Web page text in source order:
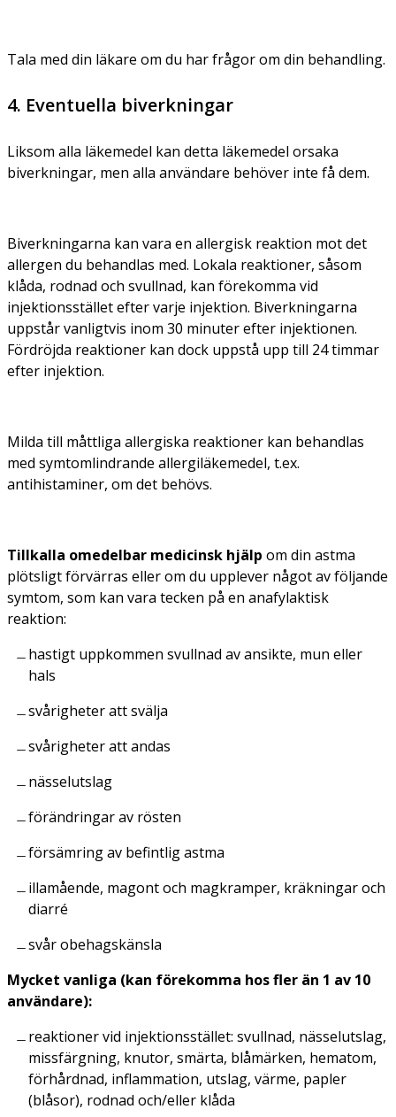
Tala med din läkare om du har frågor om din behandling.
4. Eventuella biverkningar
Liksom alla läkemedel kan detta läkemedel orsaka
biverkningar, men alla användare behöver inte få dem.
Biverkningarna kan vara en allergisk reaktion mot det
allergen du behandlas med. Lokala reaktioner, såsom
klåda, rodnad och svullnad, kan förekomma vid
injektionsstället efter varje injektion. Biverkningarna
uppstår vanligtvis inom 30 minuter efter injektionen.
Fördröjda reaktioner kan dock uppstå upp till 24 timmar
efter injektion.
Milda till måttliga allergiska reaktioner kan behandlas
med symtomlindrande allergiläkemedel, t.ex.
antihistaminer, om det behövs.
Tillkalla omedelbar medicinsk hjälp om din astma
plötsligt förvärras eller om du upplever något av följande
symtom, som kan vara tecken på en anafylaktisk
reaktion:
hastigt uppkommen svullnad av ansikte, mun eller
hals
svårigheter att svälja
svårigheter att andas
nässelutslag
förändringar av rösten
försämring av befintlig astma
illamående, magont och magkramper, kräkningar och
diarré
svår obehagskänsla
Mycket vanliga (kan förekomma hos fler än 1 av 10
användare):
reaktioner vid injektionsstället: svullnad, nässelutslag,
missfärgning, knutor, smärta, blåmärken, hematom,
förhårdnad, inflammation, utslag, värme, papler
(blåsor), rodnad och/eller klåda